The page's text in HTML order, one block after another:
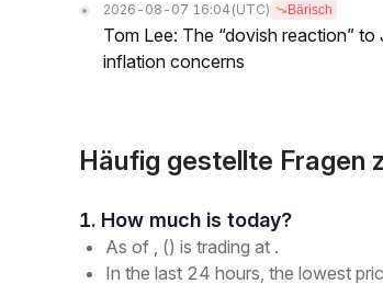
2026-08-07 16:04 (UTC) Bärisch
Tom Lee: The “dovish reaction”
inflation concerns
Häufig gestellte Fragen
1. How much is today?
As of , () is trading at .
In the last 24 hours, the lowest